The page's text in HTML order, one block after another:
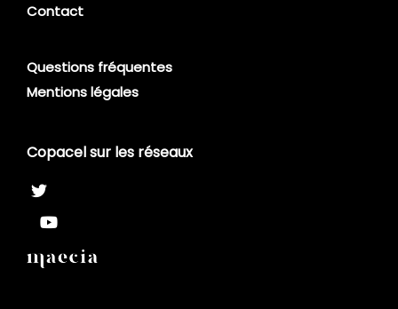
Contact
Questions fréquentes
Mentions légales
Copacel sur les réseaux